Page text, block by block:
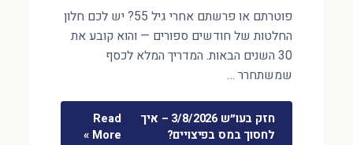
פוטרתם או פרשתם אחרי גיל 55? יש לכם חלון
החלטות של חודשים ספורים — והוא קובע את
30 השנים הבאות. המדריך המלא לכסף
שמשתחרר …
חזק בעו״ש 3/8/2026 – איך
לחסוך במס בפיצויים?
Read
More »